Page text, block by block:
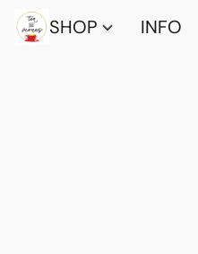
SHOP INFO